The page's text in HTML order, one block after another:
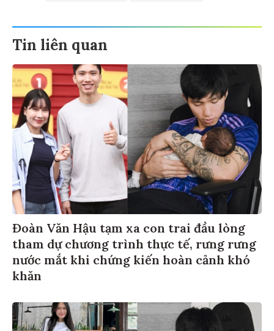
Tin liên quan
Đoàn Văn Hậu tạm xa con trai đầu lòng
tham dự chương trình thực tế, rưng rưng
nước mắt khi chứng kiến hoàn cảnh khó
khăn